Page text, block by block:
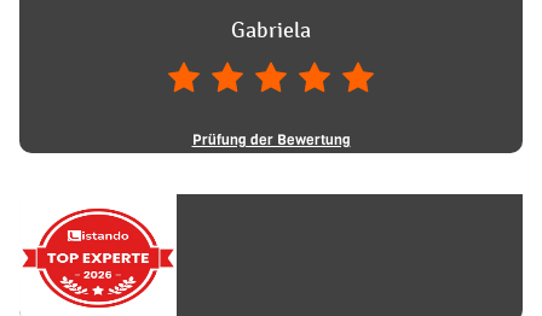
Gabriela
Prüfung der Bewertung